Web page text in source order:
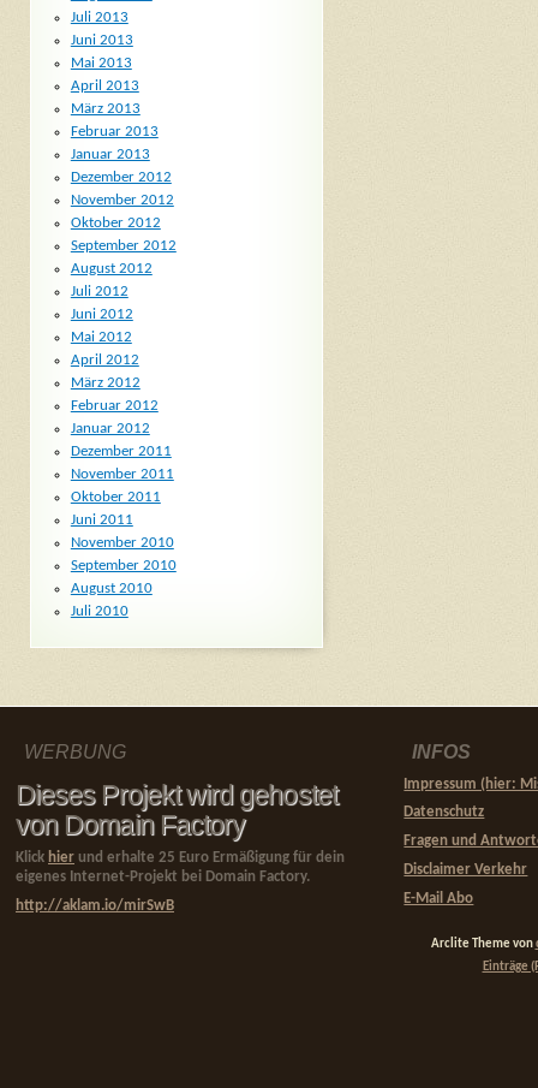
Juli 2013
Juni 2013
Mai 2013
April 2013
März 2013
Februar 2013
Januar 2013
Dezember 2012
November 2012
Oktober 2012
September 2012
August 2012
Juli 2012
Juni 2012
Mai 2012
April 2012
März 2012
Februar 2012
Januar 2012
Dezember 2011
November 2011
Oktober 2011
Juni 2011
November 2010
September 2010
August 2010
Juli 2010
WERBUNG
Dieses Projekt wird gehostet
von Domain Factory
Klick hier und erhalte 25 Euro Ermäßigung für dein
eigenes Internet-Projekt bei Domain Factory.
http://aklam.io/mirSwB
INFOS
Impressum (hier:
Datenschutz
Fragen und
Disclaimer Verkehr
E-Mail Abo
Arclite Theme von
Einträge